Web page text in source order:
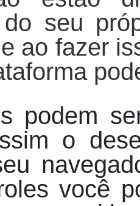
seu
ao fazer
podem
o
você